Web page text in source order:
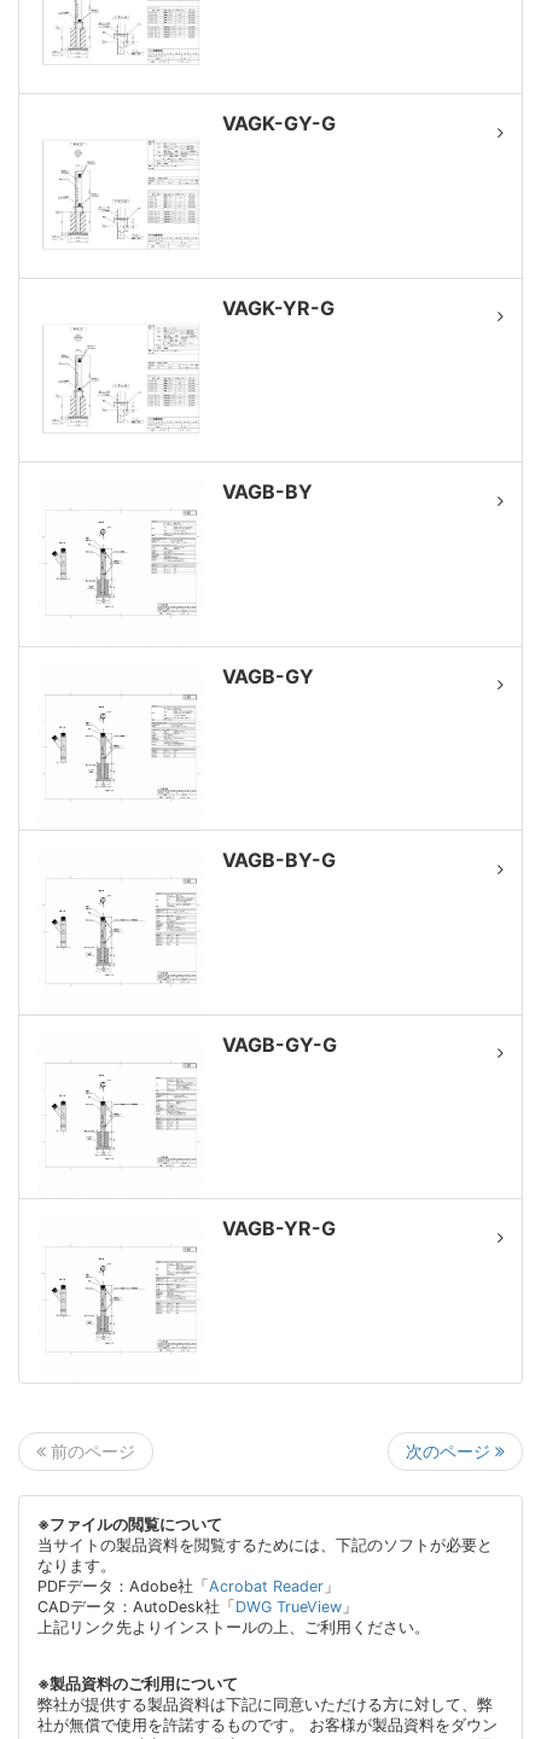
VAGK-GY-G
VAGK-YR-G
VAGB-BY
VAGB-GY
VAGB-BY-G
VAGB-GY-G
VAGB-YR-G
前のページ 次のページ
※ファイルの閲覧について
当サイトの製品資料を閲覧するためには、下記のソフトが必要と
なります。
PDFデータ：Adobe社「Acrobat Reader 」
CADデータ：AutoDesk社「DWG TrueView 」
上記リンク先よりインストールの上、ご利用ください。
※製品資料のご利用について
弊社が提供する製品資料は下記に同意いただける方に対して、弊
社が無償で使用を許諾するものです。 お客様が製品資料をダウン